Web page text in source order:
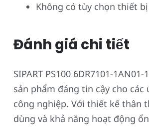
Không có tùy chọn thiết
Đánh giá chi tiết
SIPART PS100 6DR7101-
sản phẩm đáng tin cậy cho các
công nghiệp. Với thiết kế thân
dùng và khả năng hoạt động